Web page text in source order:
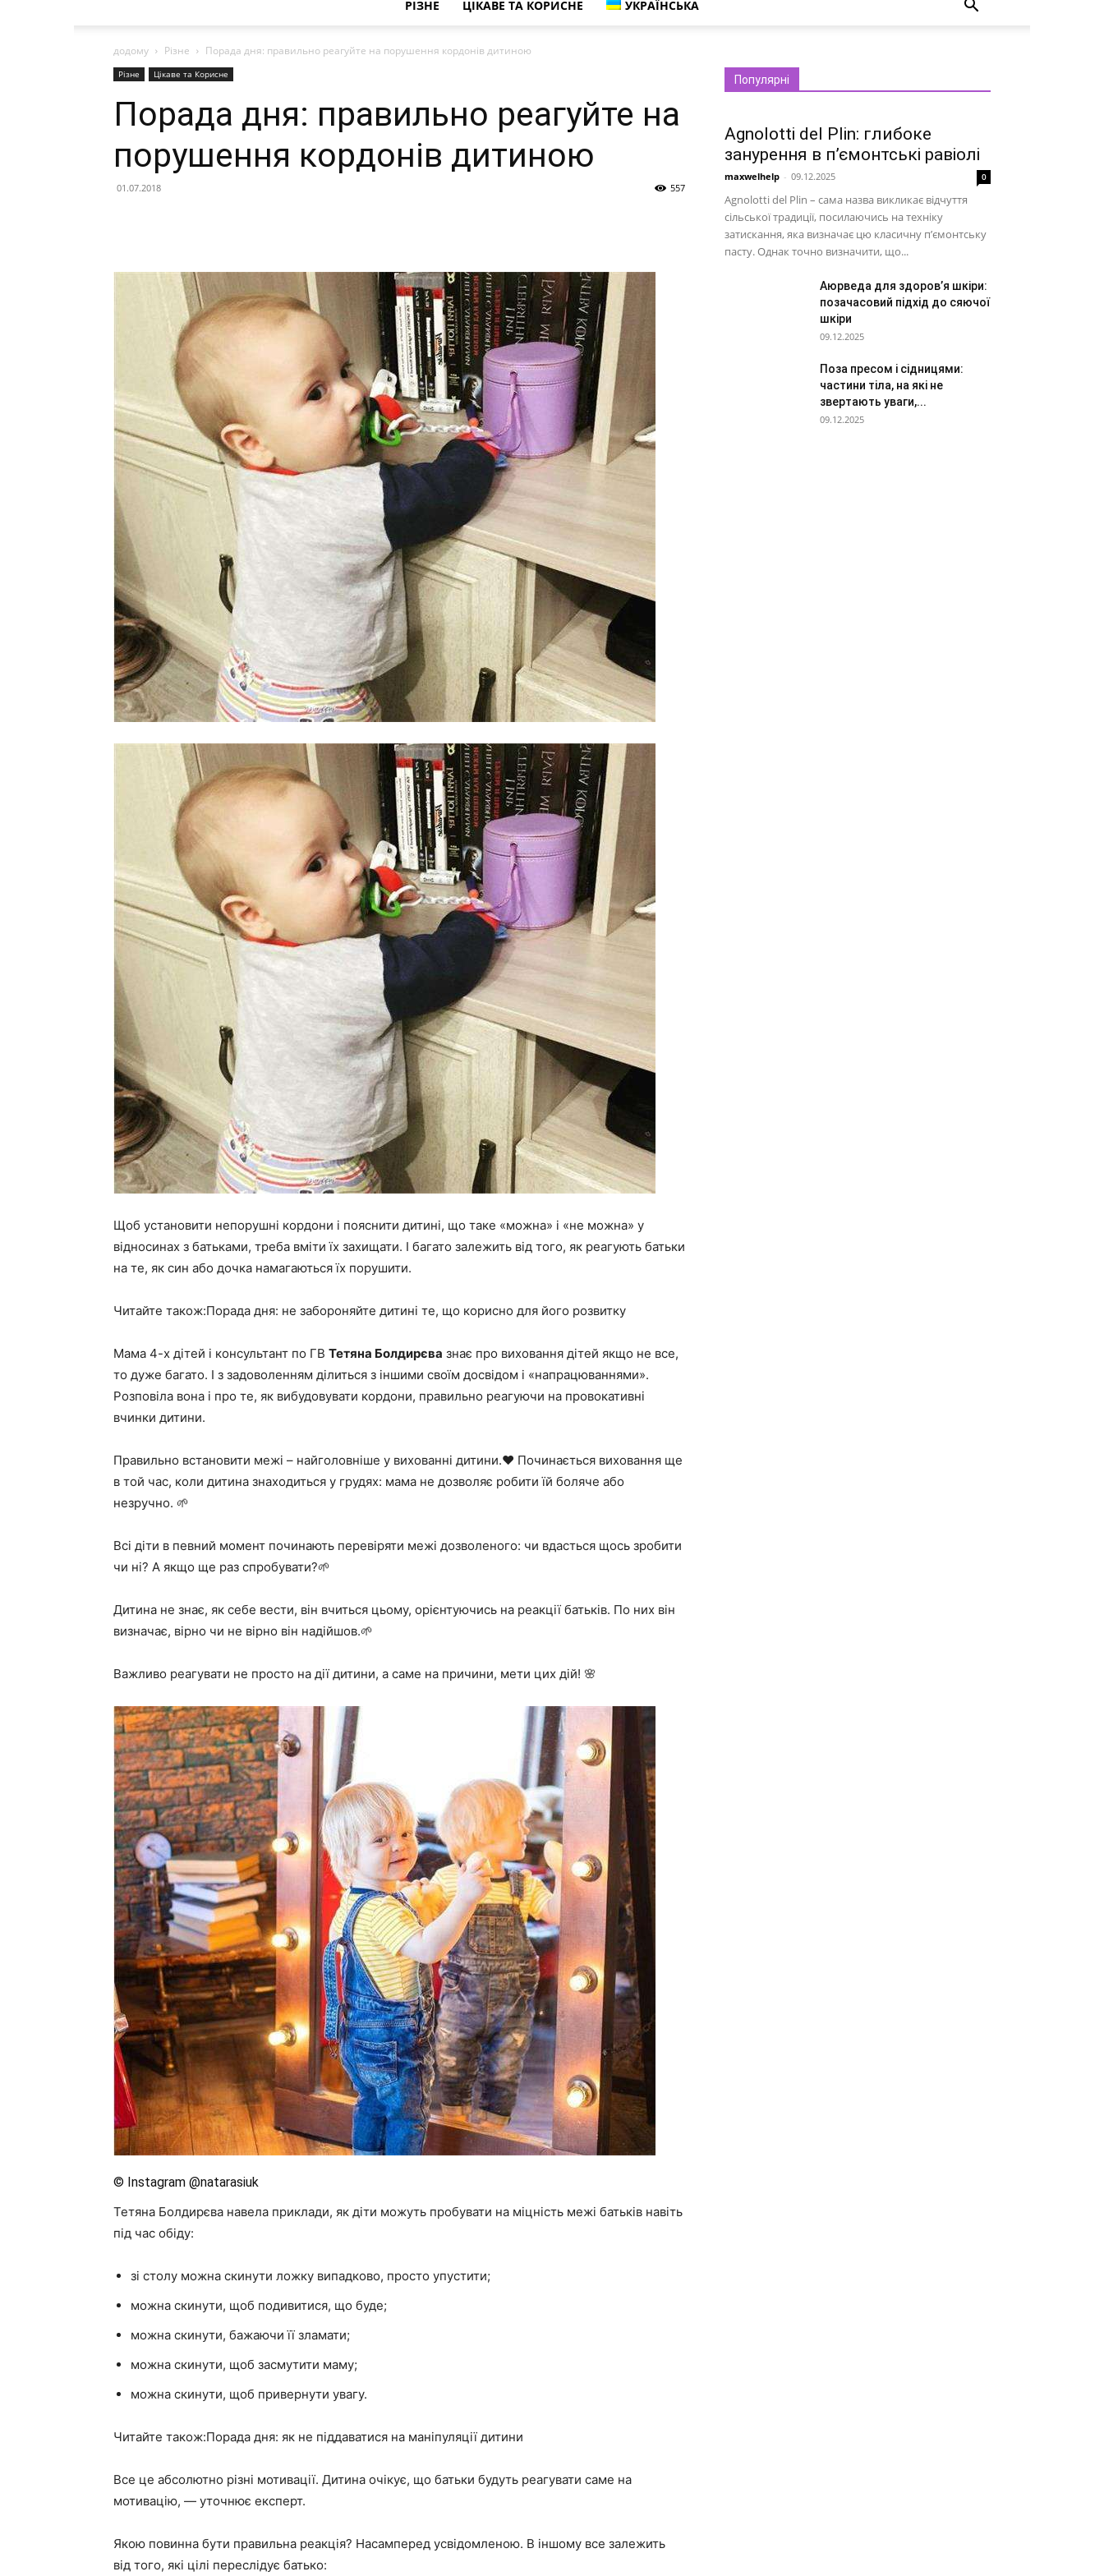
РІЗНЕ ЦІКАВЕ ТА КОРИСНЕ УКРАЇНСЬКА
додому Різне Порада дня: правильно реагуйте на порушення кордонів дитиною
Різне Цікаве та Корисне
Порада дня: правильно реагуйте на
порушення кордонів дитиною
01.07.2018 557
Щоб установити непорушні кордони і пояснити дитині, що таке «можна» і «не можна» у
відносинах з батьками, треба вміти їх захищати. І багато залежить від того, як реагують батьки
на те, як син або дочка намагаються їх порушити.
Читайте також:Порада дня: не забороняйте дитині те, що корисно для його розвитку
Мама 4-х дітей і консультант по ГВ Тетяна Болдирєва знає про виховання дітей якщо не все,
то дуже багато. І з задоволенням ділиться з іншими своїм досвідом і «напрацюваннями».
Розповіла вона і про те, як вибудовувати кордони, правильно реагуючи на провокативні
вчинки дитини.
Правильно встановити межі – найголовніше у вихованні дитини.❤ Починається виховання ще
в той час, коли дитина знаходиться у грудях: мама не дозволяє робити їй боляче або
незручно. 🌱
Всі діти в певний момент починають перевіряти межі дозволеного: чи вдасться щось зробити
чи ні? А якщо ще раз спробувати?🌱
Дитина не знає, як себе вести, він вчиться цьому, орієнтуючись на реакції батьків. По них він
визначає, вірно чи не вірно він надійшов.🌱
Важливо реагувати не просто на дії дитини, а саме на причини, мети цих дій! 🌸
© Instagram @natarasiuk
Тетяна Болдирєва навела приклади, як діти можуть пробувати на міцність межі батьків навіть
під час обіду:
зі столу можна скинути ложку випадково, просто упустити;
можна скинути, щоб подивитися, що буде;
можна скинути, бажаючи її зламати;
можна скинути, щоб засмутити маму;
можна скинути, щоб привернути увагу.
Читайте також:Порада дня: як не піддаватися на маніпуляції дитини
Все це абсолютно різні мотивації. Дитина очікує, що батьки будуть реагувати саме на
мотивацію, — уточнює експерт.
Якою повинна бути правильна реакція? Насамперед усвідомленою. В іншому все залежить
від того, які цілі переслідує батько:
Популярні
Agnolotti del Plin: глибоке
занурення в п’ємонтські равіолі
maxwelhelp - 09.12.2025 0
Agnolotti del Plin – сама назва викликає відчуття
сільської традиції, посилаючись на техніку
затискання, яка визначає цю класичну п’ємонтську
пасту. Однак точно визначити, що...
Аюрведа для здоров’я шкіри:
позачасовий підхід до сяючої
шкіри
09.12.2025
Поза пресом і сідницями:
частини тіла, на які не
звертають уваги,...
09.12.2025